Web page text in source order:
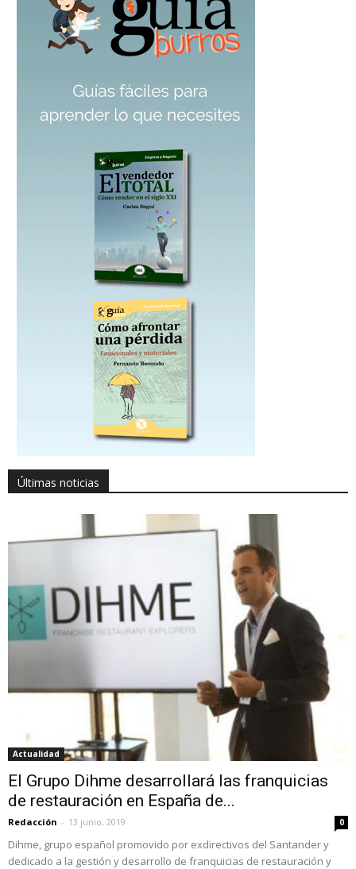
Últimas noticias
Actualidad
El Grupo Dihme desarrollará las franquicias
de restauración en España de...
Redacción - 13 junio, 2019 0
Dihme, grupo español promovido por exdirectivos del Santander y
dedicado a la gestión y desarrollo de franquicias de restauración y